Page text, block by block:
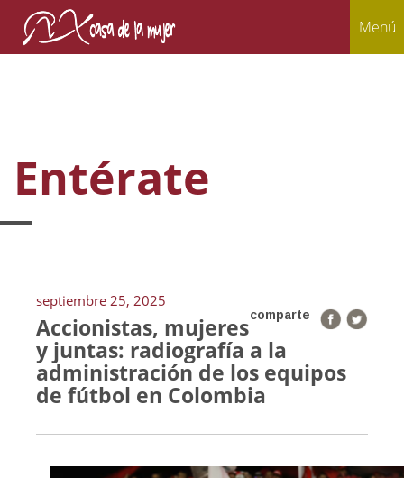
Menú
Entérate
septiembre 25, 2025
comparte
Accionistas, mujeres
y juntas: radiografía a la
administración de los equipos
de fútbol en Colombia